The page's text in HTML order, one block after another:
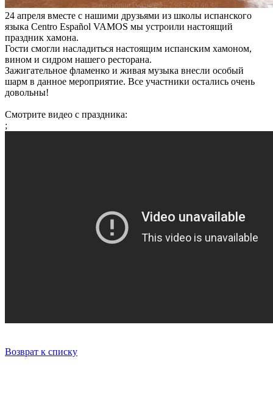
24 апреля вместе с нашими друзьями из школы испанского
языка Centro Español VAMOS мы устроили настоящий
праздник хамона.
Гости смогли насладиться настоящим испанским хамоном,
вином и сидром нашего ресторана.
Зажигательное фламенко и живая музыка внесли особый
шарм в данное мероприятие. Все участники остались очень
довольны!
Смотрите видео с праздника:
;
Возврат к списку